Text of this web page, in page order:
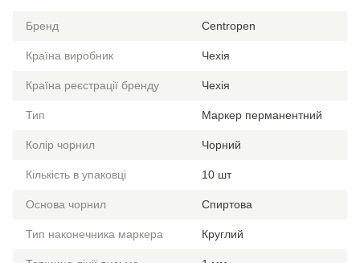
Бренд Centropen
Країна виробник Чехія
Країна реєстрації бренду Чехія
Тип Маркер перманентний
Колір чорнил Чорний
Кількість в упаковці 10 шт
Основа чорнил Спиртова
Тип наконечника маркера Круглий